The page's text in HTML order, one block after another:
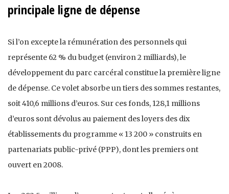
principale ligne de dépense
Si l’on excepte la rémunération des personnels qui
représente 62 % du budget (environ 2 milliards), le
développement du parc carcéral constitue la première ligne
de dépense. Ce volet absorbe un tiers des sommes restantes,
soit 410,6 millions d’euros. Sur ces fonds, 128,1 millions
d’euros sont dévolus au paiement des loyers des dix
établissements du programme « 13 200 » construits en
partenariats public-privé (PPP), dont les premiers ont
ouvert en 2008.